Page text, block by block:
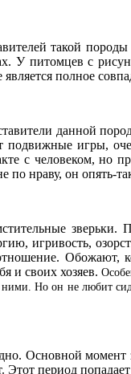
такой
У питомцев с
полное
данной
игры,
с человеком, но
нраву, он опять-
зверьки.
игривость,
Обожают,
и своих хозяев.
ними. Но он не любит
Основной
Этот период